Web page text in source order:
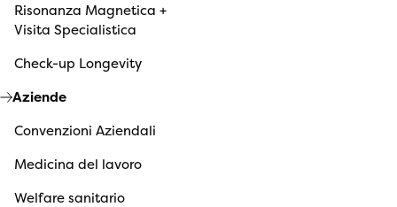
Risonanza Magnetica +
Visita Specialistica
Check-up Longevity
Aziende
Convenzioni Aziendali
Medicina del lavoro
Welfare sanitario